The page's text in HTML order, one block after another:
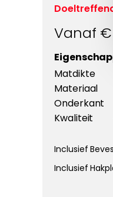
Vanaf €
Matdikte
Materiaal
Onderkant
Kwaliteit
Inclusief
Inclusief